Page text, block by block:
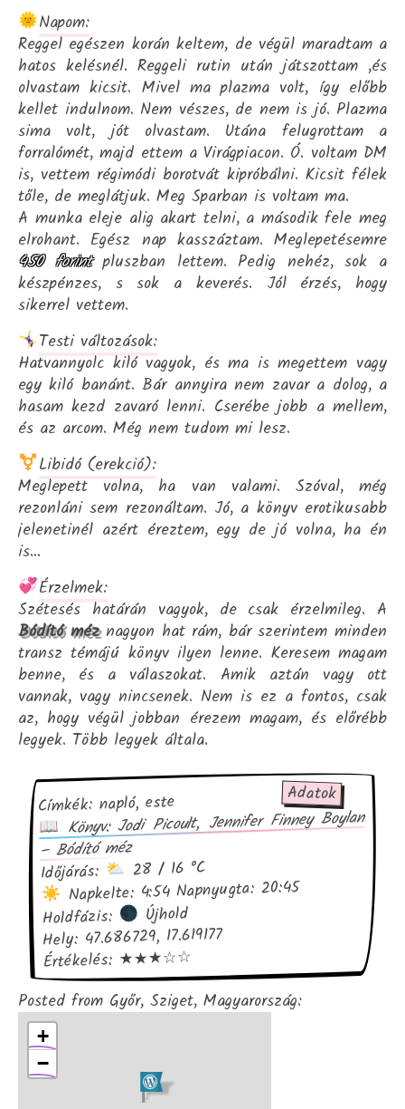
Napom:
Reggel egészen korán keltem, de végül maradtam a
hatos kelésnél. Reggeli rutin után játszottam ,és
olvastam kicsit. Mivel ma plazma volt, így előbb
kellet indulnom. Nem vészes, de nem is jó. Plazma
sima volt, jót olvastam. Utána felugrottam a
forralómét, majd ettem a Virágpiacon. Ó. voltam DM
is, vettem régimódi borotvát kipróbálni. Kicsit félek
tőle, de meglátjuk. Meg Sparban is voltam ma.
A munka eleje alig akart telni, a második fele meg
elrohant. Egész nap kasszáztam. Meglepetésemre
450 forintpluszban lettem. Pedig nehéz, sok a
készpénzes, s sok a keverés. Jól érzés, hogy
sikerrel vettem.
Testi változások:
Hatvannyolc kiló vagyok, és ma is megettem vagy
egy kiló banánt. Bár annyira nem zavar a dolog, a
hasam kezd zavaró lenni. Cserébe jobb a mellem,
és az arcom. Még nem tudom mi lesz.
Libidó (erekció):
Meglepett volna, ha van valami. Szóval, még
rezonláni sem rezonáltam. Jó, a könyv erotikusabb
jelenetinél azért éreztem, egy de jó volna, ha én
is…
Érzelmek:
Szétesés határán vagyok, de csak érzelmileg. A
Bódító méznagyon hat rám, bár szerintem minden
transz témájú könyv ilyen lenne. Keresem magam
benne, és a válaszokat. Amik aztán vagy ott
vannak, vagy nincsenek. Nem is ez a fontos, csak
az, hogy végül jobban érezem magam, és előrébb
legyek. Több legyek általa.
Adatok
Címkék: napló, este
Könyv: Jodi Picoult, Jennifer Finney Boylan
– Bódító méz
Időjárás: 28 / 16 °C
Napkelte: 4:54 Napnyugta: 20:45
Holdfázis: Újhold
Hely: 47.686729, 17.619177
Értékelés: ★★★☆☆
Posted from Győr, Sziget, Magyarország:
+
−